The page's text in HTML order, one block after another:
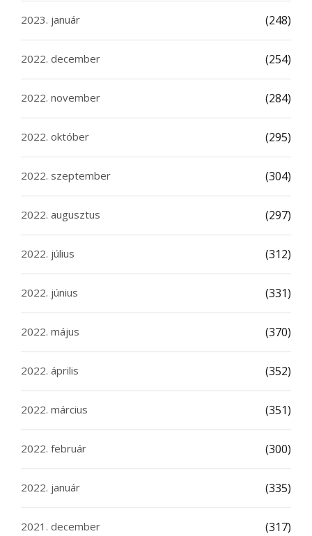
2023. január (248)
2022. december (254)
2022. november (284)
2022. október (295)
2022. szeptember (304)
2022. augusztus (297)
2022. július (312)
2022. június (331)
2022. május (370)
2022. április (352)
2022. március (351)
2022. február (300)
2022. január (335)
2021. december (317)